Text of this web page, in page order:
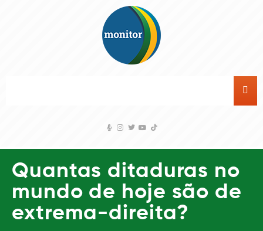
Quantas ditaduras no
mundo de hoje são de
extrema-direita?